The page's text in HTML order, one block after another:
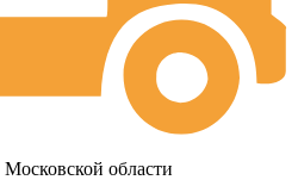
области